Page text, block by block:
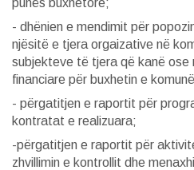
punës buxhetore;
- dhënien e mendimit për
njësitë e tjera orgaizative në
subjekteve të tjera që kanë ose
financiare për buxhetin e
- përgatitjen e raportit për
kontratat e realizuara;
-përgatitjen e raportit për
zhvillimin e kontrollit dhe